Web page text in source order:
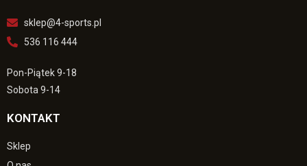
sklep@4-sports.pl
536 116 444
Pon-Piątek 9-18
Sobota 9-14
KONTAKT
Sklep